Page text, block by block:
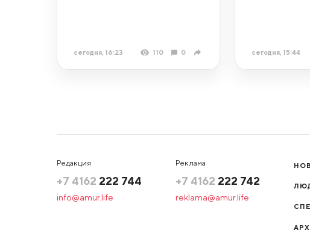
сегодня, 16:23 110 0 сегодня, 15:44
Редакция
+7 4162 222 744
info@amur.life
Реклама
+7 4162 222 742
reklama@amur.life